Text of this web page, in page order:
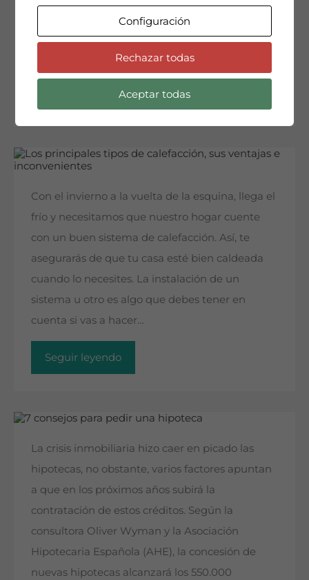
anterior nos servían para taparnos. Y es que la
sensación de mirar una peli en el sofá tapados,
mientras fuera hace frío, es lo mejor del…
Seguir leyendo
Con el invierno a la vuelta de la esquina, llega el
frío y necesitamos que nuestro hogar cuente
con un buen sistema de calefacción. Así, te
asegurarás de que tu casa esté bien caldeada
cuando lo necesites. La instalación de un
sistema u otro es algo que debes tener en
cuenta si vas a hacer…
Seguir leyendo
La crisis inmobiliaria hizo caer en picado las
hipotecas, no obstante, varios factores apuntan
a que en los próximos años subirá la
contratación de estos créditos. Según la
consultora Oliver Wyman y la Asociación
Hipotecaria Española (AHE), la concesión de
nuevas hipotecas alcanzará los 550.000
Configuración
Rechazar todas
Aceptar todas